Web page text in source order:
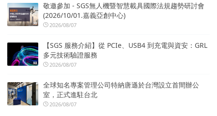
敬邀參加 - SGS無人機暨智慧載具國際法規趨勢研討會
(2026/10/01.嘉義亞創中心)
2026/08/07
【SGS 服務介紹】從 PCIe、USB4 到充電與資安：GRL
多元技術驗證服務
2026/08/07
全球知名專案管理公司特納唐遜於台灣設立首間辦公
室，正式進駐台北
2026/08/07